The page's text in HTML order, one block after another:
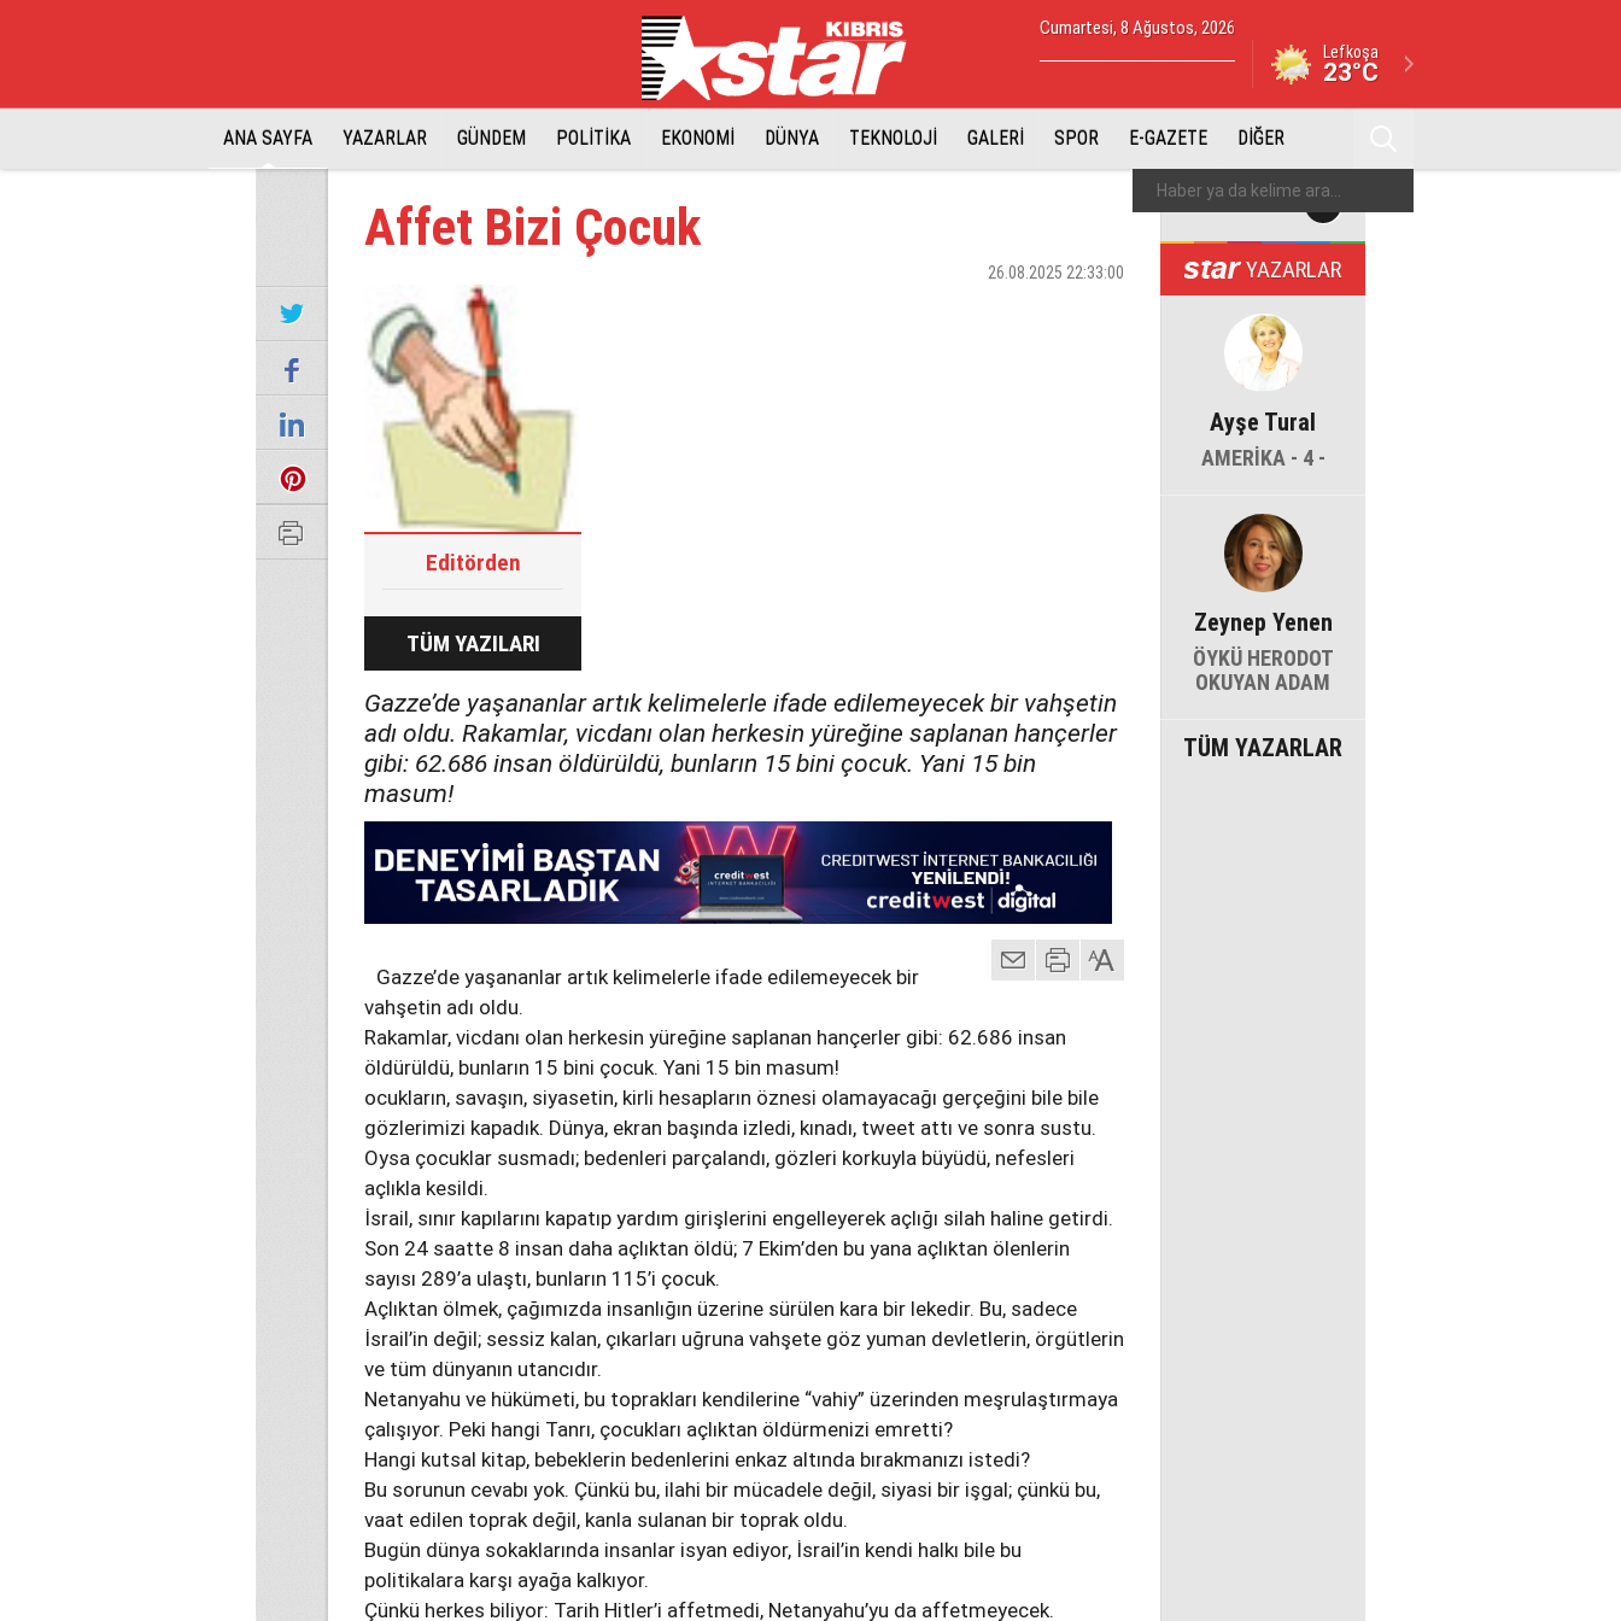
Cumartesi, 8 Ağustos, 2026
Lefkoşa
23°C
ANA SAYFA YAZARLAR GÜNDEM POLİTİKA EKONOMİ DÜNYA TEKNOLOJİ GALERİ SPOR E-GAZETE DİĞER
Affet Bizi Çocuk
26.08.2025 22:33:00
Editörden
TÜM YAZILARI
Gazze’de yaşananlar artık kelimelerle ifade edilemeyecek bir vahşetin
adı oldu. Rakamlar, vicdanı olan herkesin yüreğine saplanan hançerler
gibi: 62.686 insan öldürüldü, bunların 15 bini çocuk. Yani 15 bin
masum!
Gazze’de yaşananlar artık kelimelerle ifade edilemeyecek bir
vahşetin adı oldu.
Rakamlar, vicdanı olan herkesin yüreğine saplanan hançerler gibi: 62.686 insan
öldürüldü, bunların 15 bini çocuk. Yani 15 bin masum!
ocukların, savaşın, siyasetin, kirli hesapların öznesi olamayacağı gerçeğini bile bile
gözlerimizi kapadık. Dünya, ekran başında izledi, kınadı, tweet attı ve sonra sustu.
Oysa çocuklar susmadı; bedenleri parçalandı, gözleri korkuyla büyüdü, nefesleri
açlıkla kesildi.
İsrail, sınır kapılarını kapatıp yardım girişlerini engelleyerek açlığı silah haline getirdi.
Son 24 saatte 8 insan daha açlıktan öldü; 7 Ekim’den bu yana açlıktan ölenlerin
sayısı 289’a ulaştı, bunların 115’i çocuk.
Açlıktan ölmek, çağımızda insanlığın üzerine sürülen kara bir lekedir. Bu, sadece
İsrail’in değil; sessiz kalan, çıkarları uğruna vahşete göz yuman devletlerin, örgütlerin
ve tüm dünyanın utancıdır.
Netanyahu ve hükümeti, bu toprakları kendilerine “vahiy” üzerinden meşrulaştırmaya
çalışıyor. Peki hangi Tanrı, çocukları açlıktan öldürmenizi emretti?
Hangi kutsal kitap, bebeklerin bedenlerini enkaz altında bırakmanızı istedi?
Bu sorunun cevabı yok. Çünkü bu, ilahi bir mücadele değil, siyasi bir işgal; çünkü bu,
vaat edilen toprak değil, kanla sulanan bir toprak oldu.
Bugün dünya sokaklarında insanlar isyan ediyor, İsrail’in kendi halkı bile bu
politikalara karşı ayağa kalkıyor.
Çünkü herkes biliyor: Tarih Hitler’i affetmedi, Netanyahu’yu da affetmeyecek.
YAZARLAR
Ayşe Tural
AMERİKA - 4 -
Zeynep Yenen
ÖYKÜ HERODOT
OKUYAN ADAM
TÜM YAZARLAR